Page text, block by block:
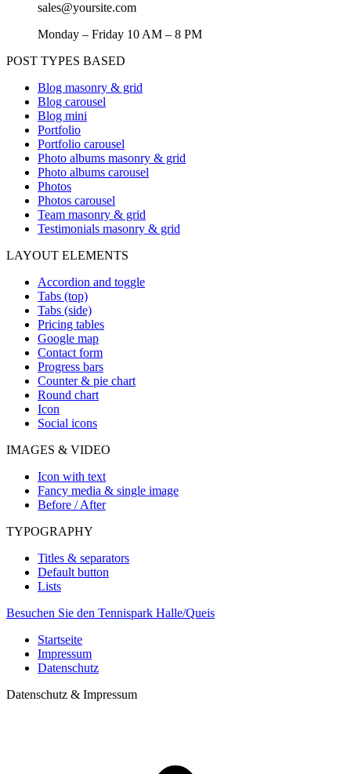
sales@yoursite.com
Monday – Friday 10 AM – 8 PM
POST TYPES BASED
Blog masonry & grid
Blog carousel
Blog mini
Portfolio
Portfolio carousel
Photo albums masonry & grid
Photo albums carousel
Photos
Photos carousel
Team masonry & grid
Testimonials masonry & grid
LAYOUT ELEMENTS
Accordion and toggle
Tabs (top)
Tabs (side)
Pricing tables
Google map
Contact form
Progress bars
Counter & pie chart
Round chart
Icon
Social icons
IMAGES & VIDEO
Icon with text
Fancy media & single image
Before / After
TYPOGRAPHY
Titles & separators
Default button
Lists
Besuchen Sie den Tennispark Halle/Queis
Startseite
Impressum
Datenschutz
Datenschutz & Impressum